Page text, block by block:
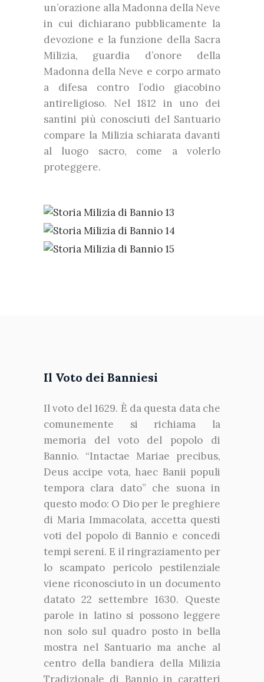
un’orazione alla Madonna della Neve
in cui dichiarano pubblicamente la
devozione e la funzione della Sacra
Milizia, guardia d’onore della
Madonna della Neve e corpo armato
a difesa contro l’odio giacobino
antireligioso. Nel 1812 in uno dei
santini più conosciuti del Santuario
compare la Milizia schiarata davanti
al luogo sacro, come a volerlo
proteggere.
Il Voto dei Banniesi
Il voto del 1629. È da questa data che
comunemente si richiama la
memoria del voto del popolo di
Bannio. “Intactae Mariae precibus,
Deus accipe vota, haec Banii populi
tempora clara dato” che suona in
questo modo: O Dio per le preghiere
di Maria Immacolata, accetta questi
voti del popolo di Bannio e concedi
tempi sereni. E il ringraziamento per
lo scampato pericolo pestilenziale
viene riconosciuto in un documento
datato 22 settembre 1630. Queste
parole in latino si possono leggere
non solo sul quadro posto in bella
mostra nel Santuario ma anche al
centro della bandiera della Milizia
Tradizionale di Bannio in caratteri